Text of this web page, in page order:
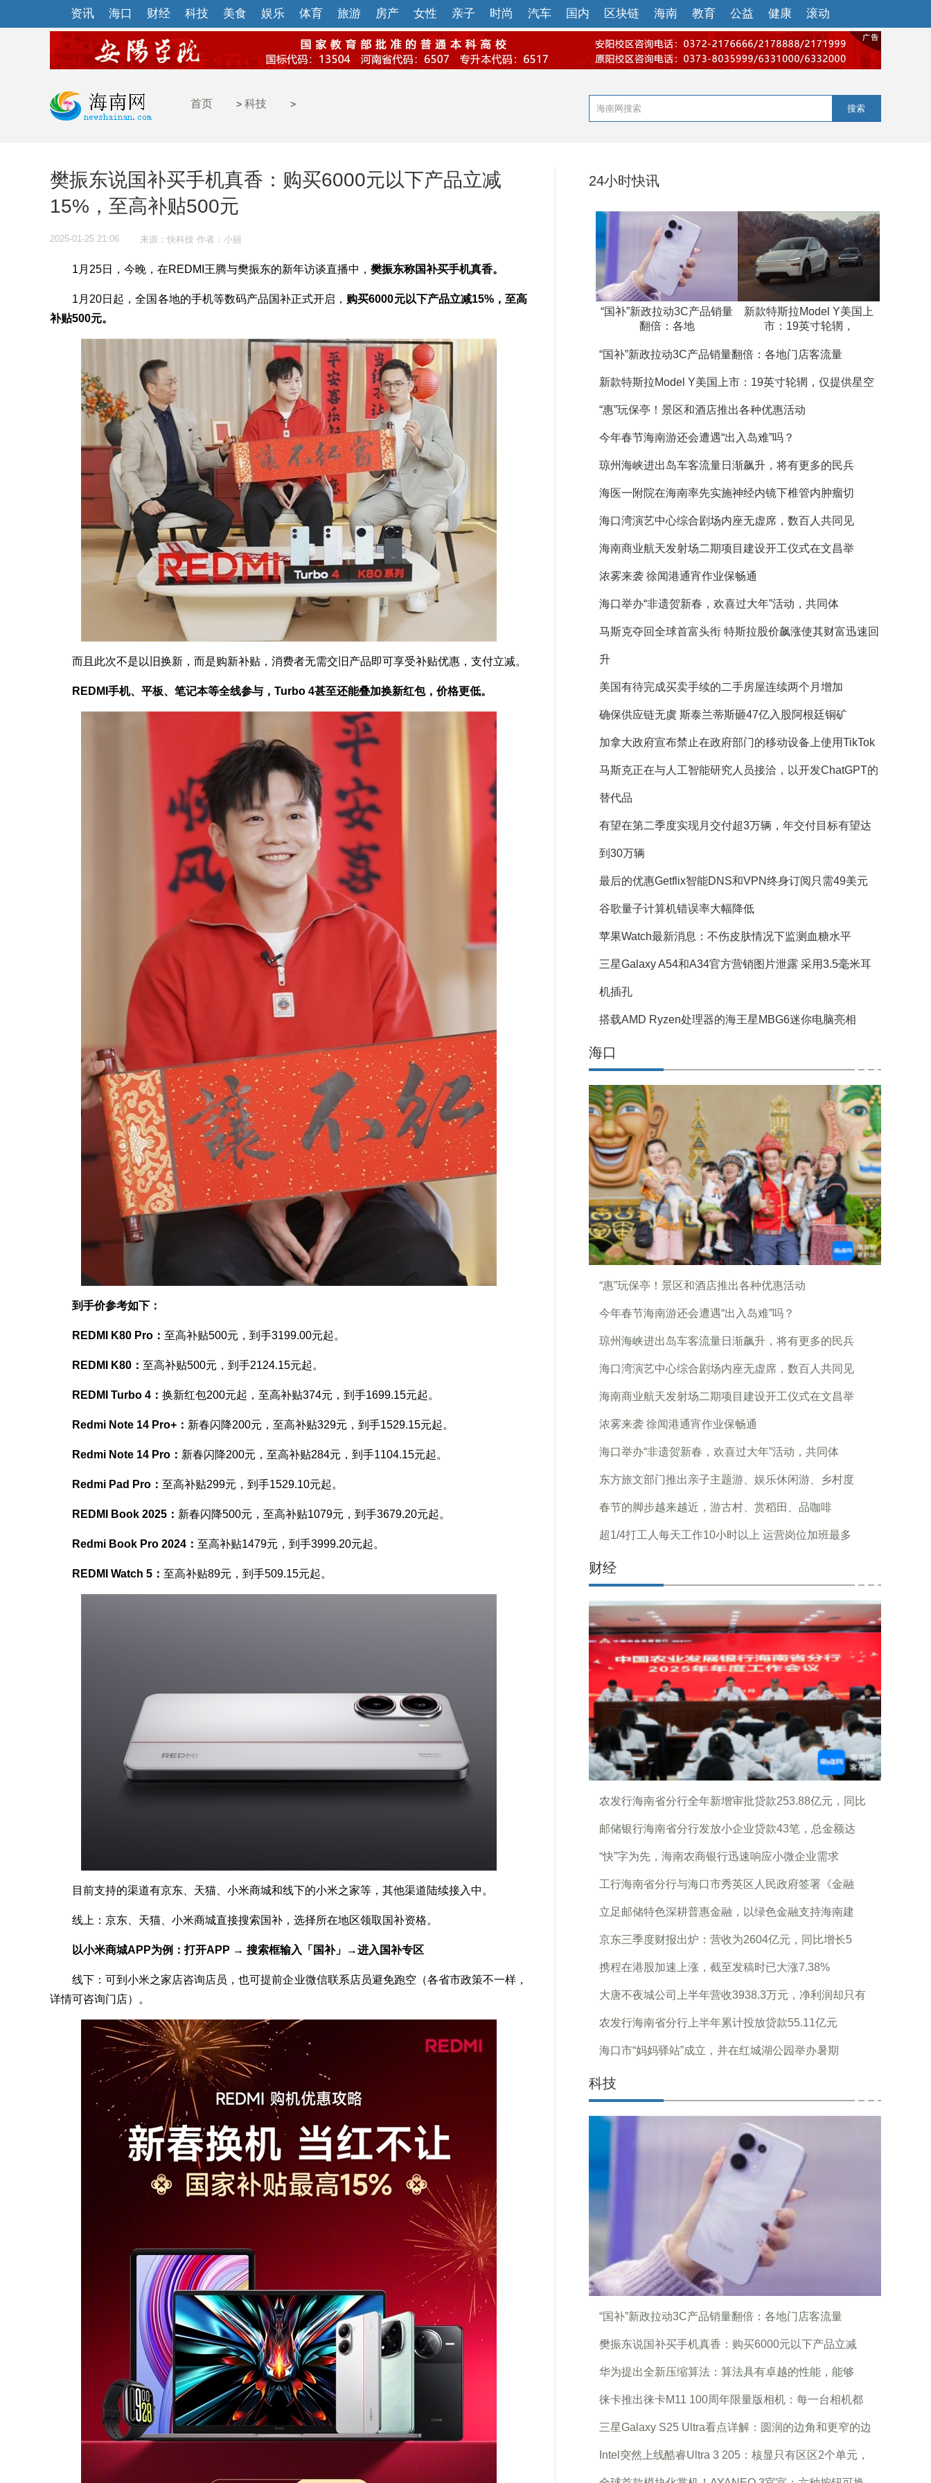
资讯 海口 财经 科技 美食 娱乐 体育 旅游 房产 女性 亲子 时尚 汽车 国内 区块链 海南 教育 公益 健康 滚动
首页 > 科技 > 搜索
樊振东说国补买手机真香：购买6000元以下产品立减
15%，至高补贴500元
2025-01-25 21:06 来源：快科技 作者：小丽
1月25日，今晚，在REDMI王腾与樊振东的新年访谈直播中， 樊振东称国补买手机真香。
1月20日起，全国各地的手机等数码产品国补正式开启， 购买6000元以下产品立减15%，至高
补贴500元。
而且此次不是以旧换新，而是购新补贴，消费者无需交旧产品即可享受补贴优惠，支付立减。
REDMI手机、平板、笔记本等全线参与，Turbo 4甚至还能叠加换新红包，价格更低。
到手价参考如下：
REDMI K80 Pro： 至高补贴500元，到手3199.00元起。
REDMI K80： 至高补贴500元，到手2124.15元起。
REDMI Turbo 4： 换新红包200元起，至高补贴374元，到手1699.15元起。
Redmi Note 14 Pro+： 新春闪降200元，至高补贴329元，到手1529.15元起。
Redmi Note 14 Pro： 新春闪降200元，至高补贴284元，到手1104.15元起。
Redmi Pad Pro： 至高补贴299元，到手1529.10元起。
REDMI Book 2025： 新春闪降500元，至高补贴1079元，到手3679.20元起。
Redmi Book Pro 2024： 至高补贴1479元，到手3999.20元起。
REDMI Watch 5： 至高补贴89元，到手509.15元起。
目前支持的渠道有京东、天猫、小米商城和线下的小米之家等，其他渠道陆续接入中。
线上：京东、天猫、小米商城直接搜索国补，选择所在地区领取国补资格。
以小米商城APP为例：打开APP → 搜索框输入「国补」→进入国补专区
线下：可到小米之家店咨询店员，也可提前企业微信联系店员避免跑空（各省市政策不一样，
详情可咨询门店）。
24小时快讯
“国补”新政拉动3C产品销量
翻倍：各地
新款特斯拉Model Y美国上
市：19英寸轮辋，
“国补”新政拉动3C产品销量翻倍：各地门店客流量
新款特斯拉Model Y美国上市：19英寸轮辋，仅提供星空
“惠”玩保亭！景区和酒店推出各种优惠活动
今年春节海南游还会遭遇“出入岛难”吗？
琼州海峡进出岛车客流量日渐飙升，将有更多的民兵
海医一附院在海南率先实施神经内镜下椎管内肿瘤切
海口湾演艺中心综合剧场内座无虚席，数百人共同见
海南商业航天发射场二期项目建设开工仪式在文昌举
浓雾来袭 徐闻港通宵作业保畅通
海口举办“非遗贺新春，欢喜过大年”活动，共同体
马斯克夺回全球首富头衔 特斯拉股价飙涨使其财富迅速回
升
美国有待完成买卖手续的二手房屋连续两个月增加
确保供应链无虞 斯泰兰蒂斯砸47亿入股阿根廷铜矿
加拿大政府宣布禁止在政府部门的移动设备上使用TikTok
马斯克正在与人工智能研究人员接洽，以开发ChatGPT的
替代品
有望在第二季度实现月交付超3万辆，年交付目标有望达
到30万辆
最后的优惠Getflix智能DNS和VPN终身订阅只需49美元
谷歌量子计算机错误率大幅降低
苹果Watch最新消息：不伤皮肤情况下监测血糖水平
三星Galaxy A54和A34官方营销图片泄露 采用3.5毫米耳
机插孔
搭载AMD Ryzen处理器的海王星MBG6迷你电脑亮相
海口
“惠”玩保亭！景区和酒店推出各种优惠活动
今年春节海南游还会遭遇“出入岛难”吗？
琼州海峡进出岛车客流量日渐飙升，将有更多的民兵
海口湾演艺中心综合剧场内座无虚席，数百人共同见
海南商业航天发射场二期项目建设开工仪式在文昌举
浓雾来袭 徐闻港通宵作业保畅通
海口举办“非遗贺新春，欢喜过大年”活动，共同体
东方旅文部门推出亲子主题游、娱乐休闲游、乡村度
春节的脚步越来越近，游古村、赏稻田、品咖啡
超1/4打工人每天工作10小时以上 运营岗位加班最多
财经
农发行海南省分行全年新增审批贷款253.88亿元，同比
邮储银行海南省分行发放小企业贷款43笔，总金额达
“快”字为先，海南农商银行迅速响应小微企业需求
工行海南省分行与海口市秀英区人民政府签署《金融
立足邮储特色深耕普惠金融，以绿色金融支持海南建
京东三季度财报出炉：营收为2604亿元，同比增长5
携程在港股加速上涨，截至发稿时已大涨7.38%
大唐不夜城公司上半年营收3938.3万元，净利润却只有
农发行海南省分行上半年累计投放贷款55.11亿元
海口市“妈妈驿站”成立，并在红城湖公园举办暑期
科技
“国补”新政拉动3C产品销量翻倍：各地门店客流量
樊振东说国补买手机真香：购买6000元以下产品立减
华为提出全新压缩算法：算法具有卓越的性能，能够
徕卡推出徕卡M11 100周年限量版相机：每一台相机都
三星Galaxy S25 Ultra看点详解：圆润的边角和更窄的边
Intel突然上线酷睿Ultra 3 205：核显只有区区2个单元，